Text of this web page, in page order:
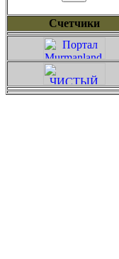
Счетчики